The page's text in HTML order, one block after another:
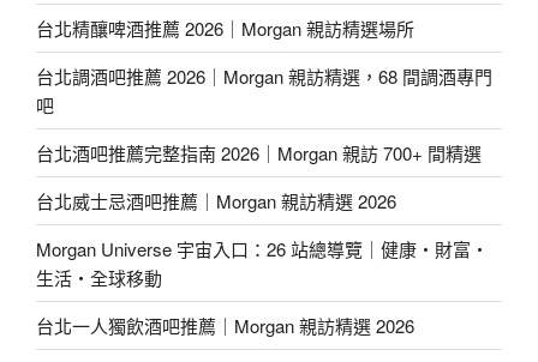
台北精釀啤酒推薦 2026｜Morgan 親訪精選場所
台北調酒吧推薦 2026｜Morgan 親訪精選，68 間調酒專門
吧
台北酒吧推薦完整指南 2026｜Morgan 親訪 700+ 間精選
台北威士忌酒吧推薦｜Morgan 親訪精選 2026
Morgan Universe 宇宙入口：26 站總導覽｜健康・財富・
生活・全球移動
台北一人獨飲酒吧推薦｜Morgan 親訪精選 2026